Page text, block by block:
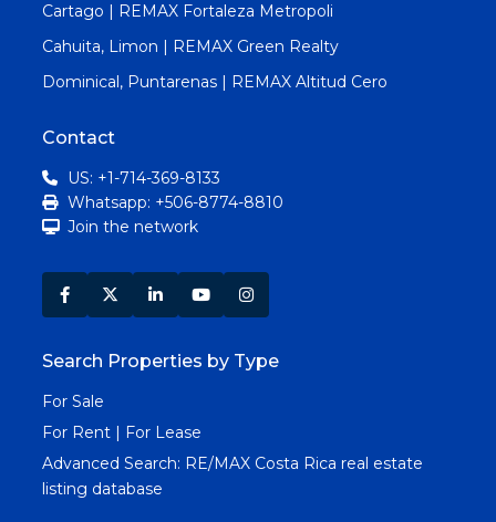
Cartago | REMAX Fortaleza Metropoli
Cahuita, Limon | REMAX Green Realty
Dominical, Puntarenas | REMAX Altitud Cero
Contact
US: +1-714-369-8133
Whatsapp: +506-8774-8810
Join the network
Search Properties by Type
For Sale
For Rent | For Lease
Advanced Search: RE/MAX Costa Rica real estate
listing database